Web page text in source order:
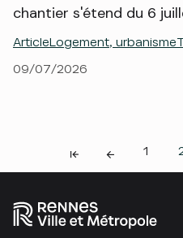
chantier s'étend du 6
ArticleLogement, urbanisme
09/07/2026
1